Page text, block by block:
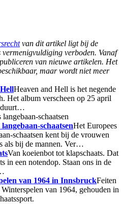
van dit artikel ligt bij de
verboden. Vanaf
van nieuwe artikelen. Het
maar wordt niet meer
Heaven and Hell is het negende
Het album verscheen op 25 april
duurt…
schaatsenHet Europees
schaatsen kent bij de vrouwen
als bij de mannen. Ver…
Van koeienbot tot klapschaats. Dat
in een notendop. Staan ons in de
van 1964 in InnsbruckFeiten
van 1964, gehouden in